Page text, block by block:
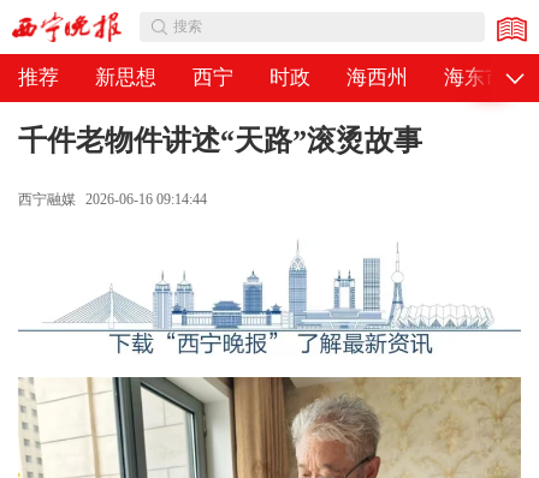
搜索
推荐 新思想 西宁 时政 海西州 海东市
公告
千件老物件讲述“天路”滚烫故事
西宁融媒 2026-06-16 09:14:44